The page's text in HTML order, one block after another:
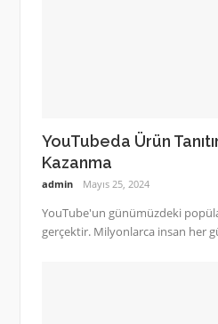
YouTubeda Ürün
Kazanma
admin Mayıs 25, 2024
YouTube'un günümüzdeki
gerçektir. Milyonlarca insan her